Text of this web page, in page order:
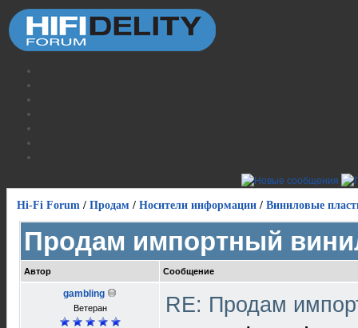
Hi-Fi Forum / Продам / Носители информации / Виниловые
Продам импортный
Автор Сообщение
gambling
Ветеран RE: Продам